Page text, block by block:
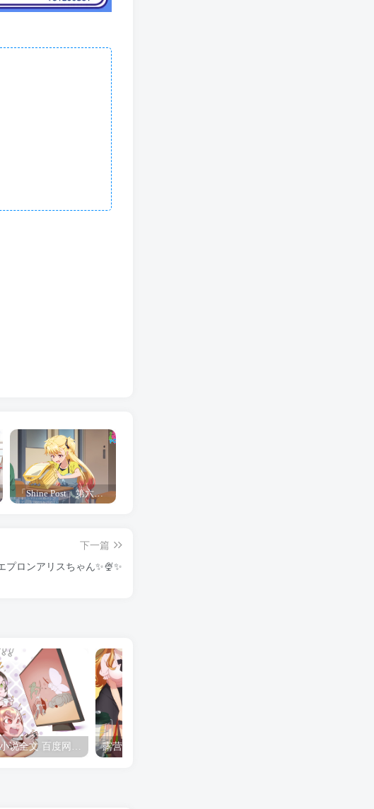
「Shine Post」第六话ED主题曲「Yellow Rose」无字幕MV公开
下一篇
プロンアリスちゃん✨🍨✨
夺妻by豌豆荚小说全文 百度网盘 Duo!